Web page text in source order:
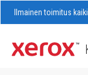
Ilmainen toimitus